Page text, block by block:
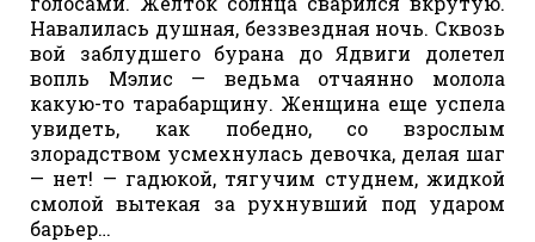
Навалилась душная, беззвездная ночь. Сквозь
вой заблудшего бурана до Ядвиги долетел
вопль Мэлис — ведьма отчаянно молола
какую-то тарабарщину. Женщина еще успела
увидеть, как победно, со взрослым
злорадством усмехнулась девочка, делая шаг
— нет! — гадюкой, тягучим студнем, жидкой
смолой вытекая за рухнувший под ударом
барьер…